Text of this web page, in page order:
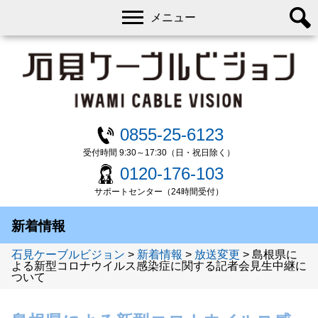
0855-25-6123
受付時間 9:30～17:30（日・祝日除く）
0120-176-103
サポートセンター（24時間受付）
メニュー
新着情報
石見ケーブルビジョン > 新着情報 > 放送変更 > 島根県に
よる新型コロナウイルス感染症に関する記者会見生中継に
ついて